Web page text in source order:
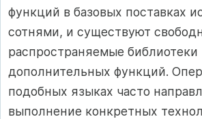
функций в базовых поставках
сотнями, и существуют
распространяемые библиотеки
дополнительных функций.
подобных языках часто
выполнение конкретных